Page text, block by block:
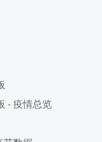
- 疫情总览